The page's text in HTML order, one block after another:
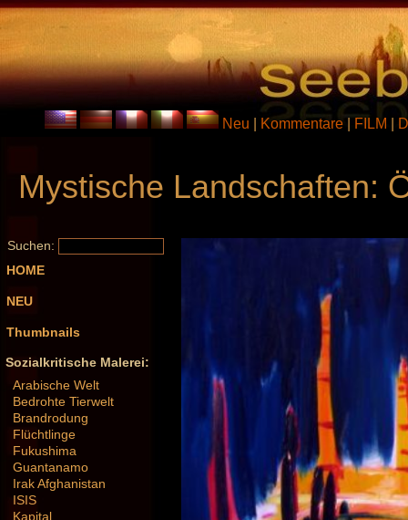
Neu Kommentare FILM
Mystische Landschaften:
Suchen:
HOME
NEU
Thumbnails
Sozialkritische Malerei:
Arabische Welt
Bedrohte Tierwelt
Brandrodung
Flüchtlinge
Fukushima
Guantanamo
Irak Afghanistan
ISIS
Kapital